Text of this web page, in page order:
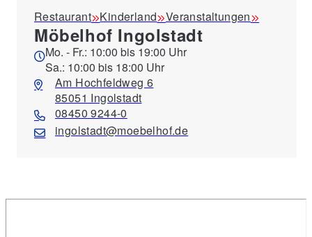
Restaurant Kinderland Veranstaltungen
Möbelhof Ingolstadt
Mo. - Fr.: 10:00 bis 19:00 Uhr
Sa.: 10:00 bis 18:00 Uhr
Am Hochfeldweg 6
85051 Ingolstadt
08450 9244-0
ingolstadt@moebelhof.de